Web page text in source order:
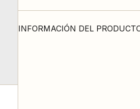
INFORMACIÓN DEL